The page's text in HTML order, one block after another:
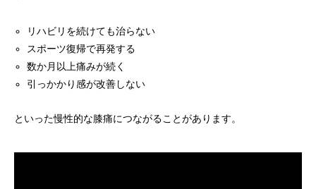
リハビリを続けても治らない
スポーツ復帰で再発する
数か月以上痛みが続く
引っかかり感が改善しない
といった慢性的な膝痛につながることがあります。